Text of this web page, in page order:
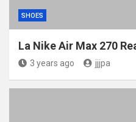
SHOES
La Nike Air Max 270
3 years ago jjjpa